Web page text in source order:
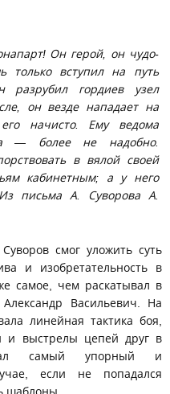
Он герой, он чудо-
только вступил на путь
разрубил гордиев узел
он везде нападает на
начисто. Ему ведома
— более не надобно.
в вялой своей
кабинетным; а у него
письма А. Суворова А.
смог уложить суть
и изобретательность в
самое, чем раскатывал в
Васильевич. На
линейная тактика боя,
и выстрелы цепей друг в
самый упорный и
если не попадался